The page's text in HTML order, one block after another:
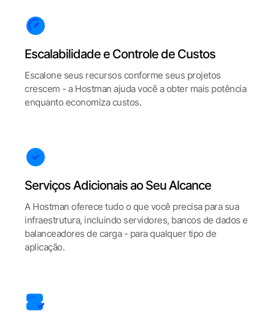
Escalabilidade e Controle de Custos
Escalone seus recursos conforme seus projetos
crescem - a Hostman ajuda você a obter mais potência
enquanto economiza custos.
Serviços Adicionais ao Seu Alcance
A Hostman oferece tudo o que você precisa para sua
infraestrutura, incluindo servidores, bancos de dados e
balanceadores de carga - para qualquer tipo de
aplicação.